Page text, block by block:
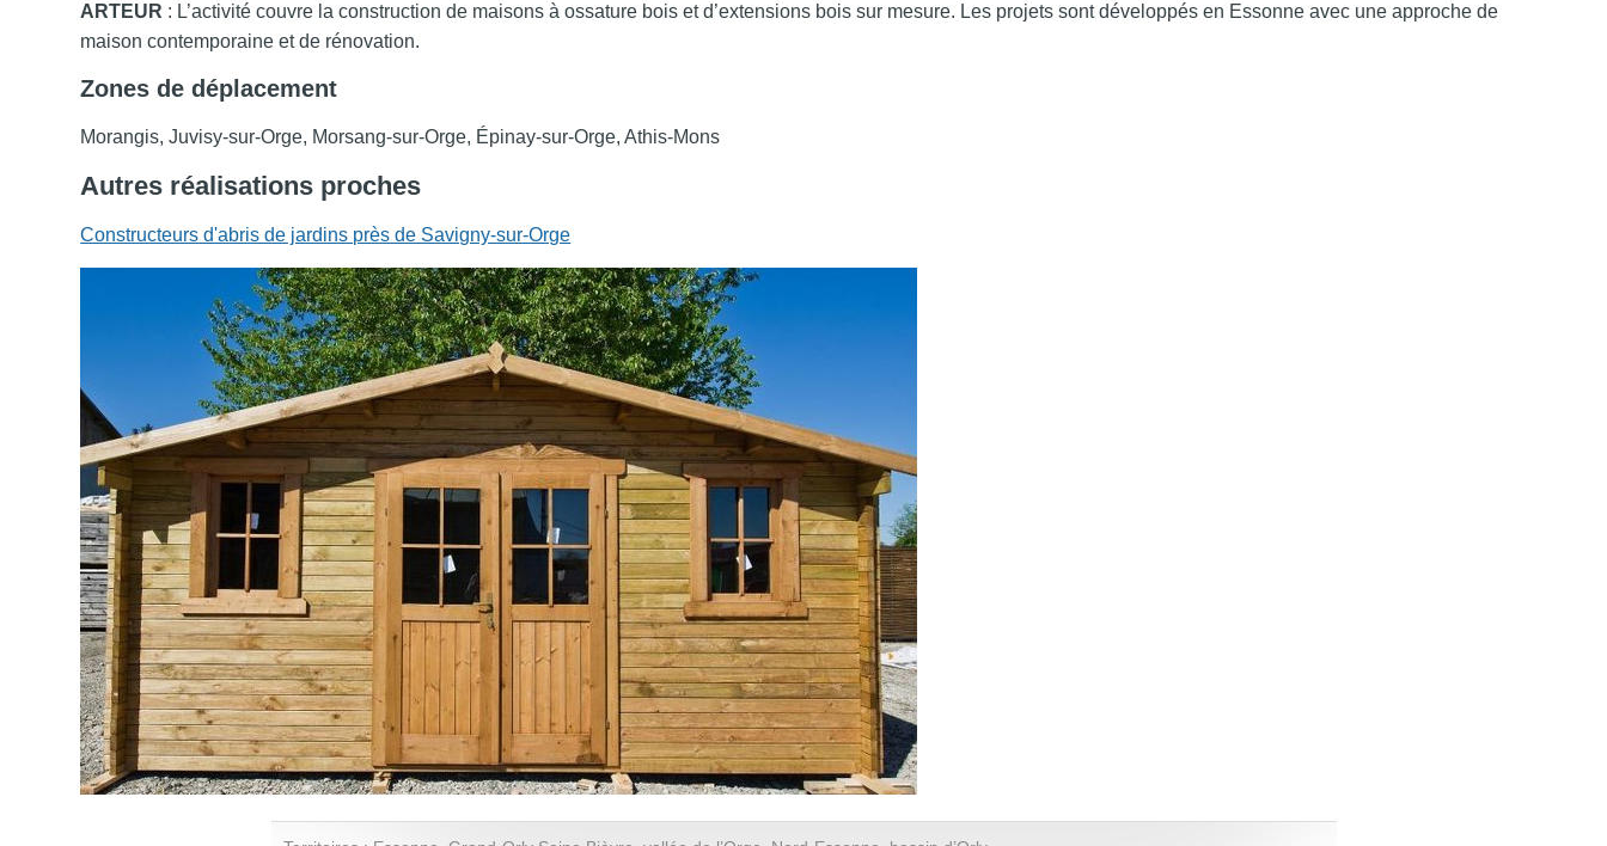
ARTEUR : L’activité couvre la construction de maisons à ossature bois et d’extensions bois sur mesure. Les projets sont développés en Essonne avec une approche de
maison contemporaine et de rénovation.
Zones de déplacement
Morangis, Juvisy-sur-Orge, Morsang-sur-Orge, Épinay-sur-Orge, Athis-Mons
Autres réalisations proches
Constructeurs d'abris de jardins près de Savigny-sur-Orge